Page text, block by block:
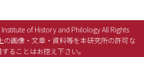
of History and Philology All Rights
の画像・文章・資料等を本研究所の許可な
することはお控え下さい。